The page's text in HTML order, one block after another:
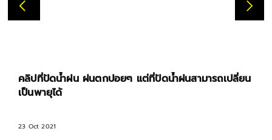
คลิปที่ปัดน้ำฝน ฝนตกปอยๆ แต่ที่ปัดน้ำฝนสามารถเปลี่ยน
เป็นพายุได้
23 Oct 2021